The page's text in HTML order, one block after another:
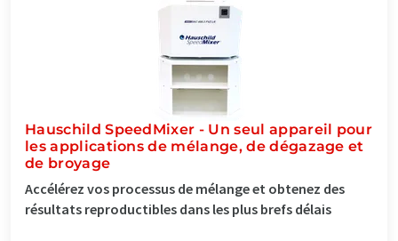
Hauschild SpeedMixer - Un seul appareil pour
les applications de mélange, de dégazage et
de broyage
Accélérez vos processus de mélange et obtenez des
résultats reproductibles dans les plus brefs délais